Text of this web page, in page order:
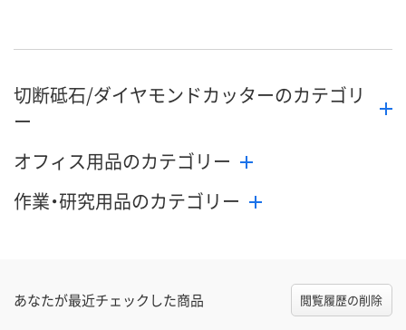
お届け日 8月27日（木）まで 8月27日（木）まで 8月27日（木）
数量 数量 数量
切断砥石/ダイヤモンドカッターのカテゴリ
ー
オフィス用品のカテゴリー
作業・研究用品のカテゴリー
あなたが最近チェックした商品 閲覧履歴の削除